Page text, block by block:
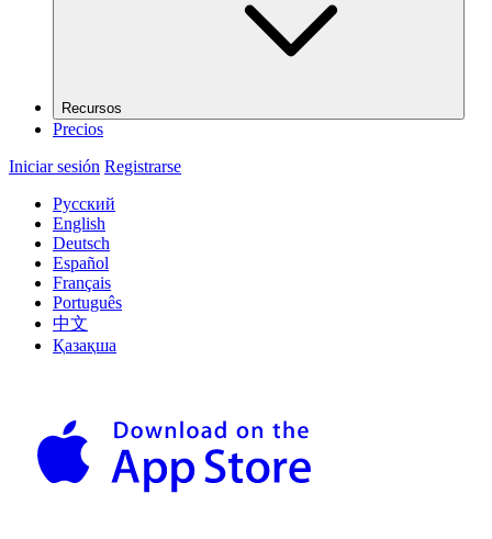
Recursos
Precios
Iniciar sesión Registrarse
Русский
English
Deutsch
Español
Français
Português
中文
Қазақша